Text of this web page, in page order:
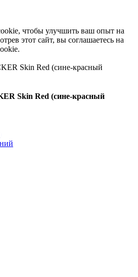
чтобы улучшить ваш опыт на
этот сайт, вы соглашаетесь на
Skin Red (сине-красный